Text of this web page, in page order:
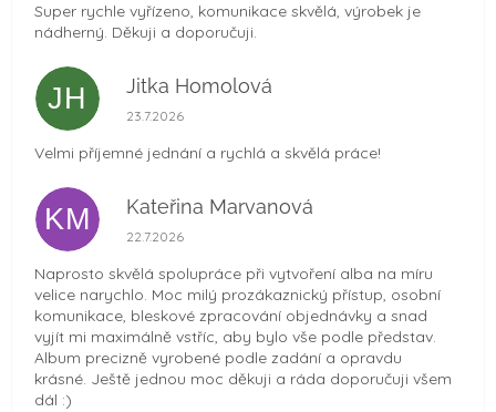
Super rychle vyřízeno, komunikace skvělá, výrobek je
nádherný. Děkuji a doporučuji.
JH Jitka Homolová
Hodnocení obchodu je 5 z 5 hvězdiček.
23.7.2026
Velmi příjemné jednání a rychlá a skvělá práce!
KM Kateřina Marvanová
Hodnocení obchodu je 5 z 5 hvězdiček.
22.7.2026
Naprosto skvělá spolupráce při vytvoření alba na míru
velice narychlo. Moc milý prozákaznický přístup, osobní
komunikace, bleskové zpracování objednávky a snad
vyjít mi maximálně vstříc, aby bylo vše podle představ.
Album precizně vyrobené podle zadání a opravdu
krásné. Ještě jednou moc děkuji a ráda doporučuji všem
dál :)